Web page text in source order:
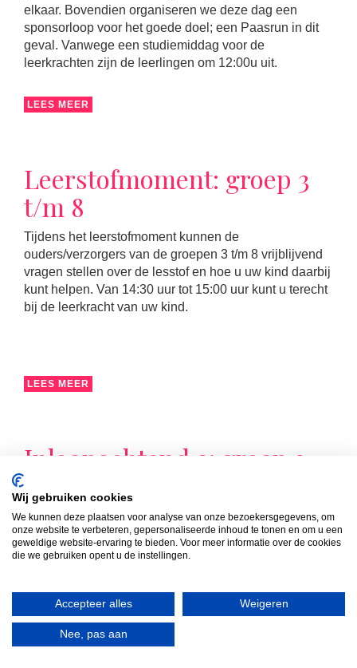
elkaar. Bovendien organiseren we deze dag een
sponsorloop voor het goede doel; een Paasrun in dit
geval. Vanwege een studiemiddag voor de
leerkrachten zijn de leerlingen om 12:00u uit.
LEES MEER
Leerstofmoment: groep 3
t/m 8
Tijdens het leerstofmoment kunnen de
ouders/verzorgers van de groepen 3 t/m 8 vrijblijvend
vragen stellen over de lesstof en hoe u uw kind daarbij
kunt helpen. Van 14:30 uur tot 15:00 uur kunt u terecht
bij de leerkracht van uw kind.
LEES MEER
Inloopochtend 2: groep 3
t/m 8
Van 08:30 uur tot 09:15 uur zijn de ouders/verzorgers
van de groepen 3 t/m 8 van harte welkom in de groep
van hun kind(eren). Die ochtend volgt u samen met uw
Wij gebruiken cookies
We kunnen deze plaatsen voor analyse van onze bezoekersgegevens, om
onze website te verbeteren, gepersonaliseerde inhoud te tonen en om u een
geweldige website-ervaring te bieden. Voor meer informatie over de cookies
die we gebruiken opent u de instellingen.
Accepteer alles Weigeren
Nee, pas aan